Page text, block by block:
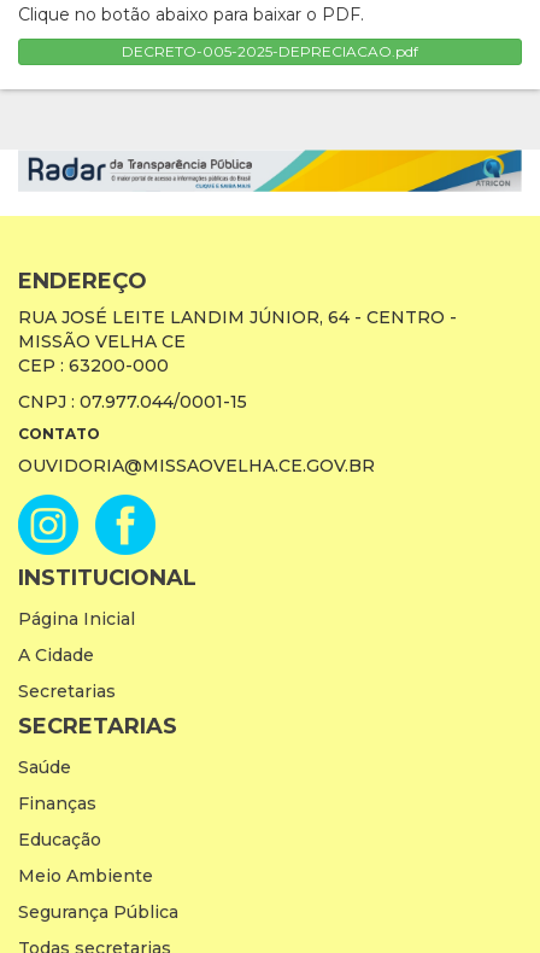
Clique no botão abaixo para baixar o PDF.
DECRETO-005-2025-DEPRECIACAO.pdf
ENDEREÇO
RUA JOSÉ LEITE LANDIM JÚNIOR, 64 - CENTRO -
MISSÃO VELHA CE
CEP : 63200-000
CNPJ : 07.977.044/0001-15
CONTATO
OUVIDORIA@MISSAOVELHA.CE.GOV.BR
INSTITUCIONAL
Página Inicial
A Cidade
Secretarias
SECRETARIAS
Saúde
Finanças
Educação
Meio Ambiente
Segurança Pública
Todas secretarias